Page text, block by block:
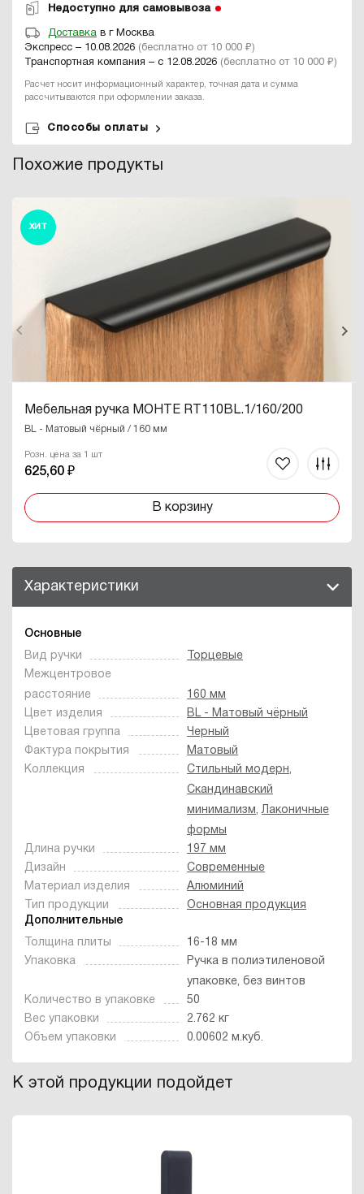
Недоступно для самовывоза
Доставка в г Москва
Экспресс – 10.08.2026 (бесплатно от 10 000 ₽)
Транспортная компания – с 12.08.2026 (бесплатно от 10 000 ₽)
Расчет носит информационный характер, точная дата и сумма
рассчитываются при оформлении заказа.
Способы оплаты
Похожие продукты
ХИТ
Мебельная ручка МОНТЕ RT110BL.1/160/200
BL - Матовый чёрный / 160 мм
Розн. цена за 1 шт
625,60 ₽
В корзину
Характеристики
Основные
Вид ручки
Торцевые
Межцентровое
расстояние
160 мм
Цвет изделия
BL - Матовый чёрный
Цветовая группа
Черный
Фактура покрытия
Матовый
Коллекция
Стильный модерн,
Скандинавский
минимализм,Лаконичные
формы
Длина ручки
197 мм
Дизайн
Современные
Материал изделия
Алюминий
Тип продукции
Основная продукция
Дополнительные
Толщина плиты
16-18 мм
Упаковка
Ручка в полиэтиленовой
упаковке, без винтов
Количество в упаковке
50
Вес упаковки
2.762 кг
Объем упаковки
0.00602 м.куб.
К этой продукции подойдет